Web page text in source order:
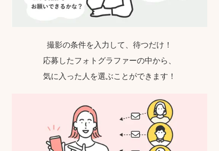
撮影の条件を入力して、待つだけ！
応募したフォトグラファーの中から、
気に入った人を選ぶことができます！